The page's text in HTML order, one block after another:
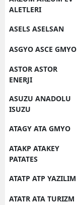
ALETLERI
ASELS ASELSAN
ASGYO ASCE GMYO
ASTOR ASTOR
ENERJI
ASUZU ANADOLU
ISUZU
ATAGY ATA GMYO
ATAKP ATAKEY
PATATES
ATATP ATP YAZILIM
ATATR ATA TURIZM